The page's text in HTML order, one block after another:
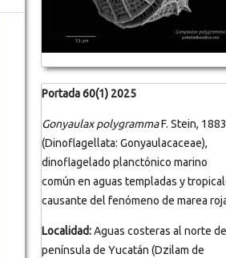
Portada 60(1) 2025
Gonyaulax polygrammaF. Stein, 1883
(Dinoflagellata: Gonyaulacaceae),
dinoflagelado planctónico marino
común en aguas templadas y
causante del fenómeno de marea
Localidad:Aguas costeras al norte
península de Yucatán (Dzilam de